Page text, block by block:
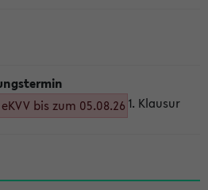
bis zum 05.08.26 1. Klausur